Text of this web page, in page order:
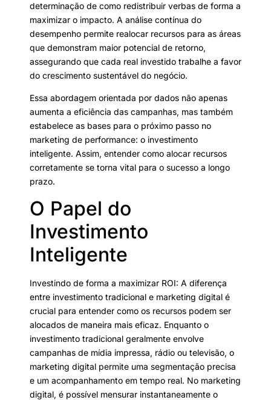
determinação de como redistribuir verbas de forma a
maximizar o impacto. A análise contínua do
desempenho permite realocar recursos para as áreas
que demonstram maior potencial de retorno,
assegurando que cada real investido trabalhe a favor
do crescimento sustentável do negócio.
Essa abordagem orientada por dados não apenas
aumenta a eficiência das campanhas, mas também
estabelece as bases para o próximo passo no
marketing de performance: o investimento
inteligente. Assim, entender como alocar recursos
corretamente se torna vital para o sucesso a longo
prazo.
O Papel do
Investimento
Inteligente
Investindo de forma a maximizar ROI: A diferença
entre investimento tradicional e marketing digital é
crucial para entender como os recursos podem ser
alocados de maneira mais eficaz. Enquanto o
investimento tradicional geralmente envolve
campanhas de mídia impressa, rádio ou televisão, o
marketing digital permite uma segmentação precisa
e um acompanhamento em tempo real. No marketing
digital, é possível mensurar instantaneamente o